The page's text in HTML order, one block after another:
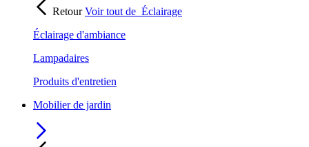
RetourVoir tout de Éclairage
Éclairage d'ambiance
Lampadaires
Produits d'entretien
Mobilier de jardin